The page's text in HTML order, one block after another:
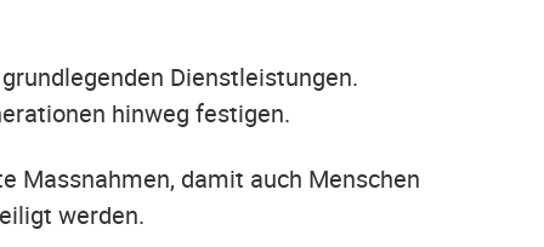
Dienstleistungen.
hinweg festigen.
Massnahmen, damit auch Menschen
werden.